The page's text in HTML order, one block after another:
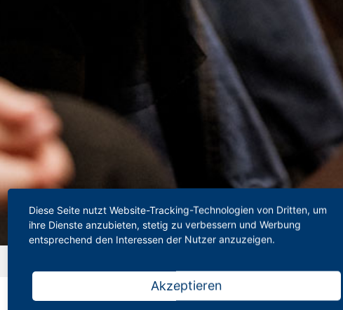
Diese Seite nutzt Website-Tracking-Technologien von Dritten, um
ihre Dienste anzubieten, stetig zu verbessern und Werbung
entsprechend den Interessen der Nutzer anzuzeigen.
Akzeptieren